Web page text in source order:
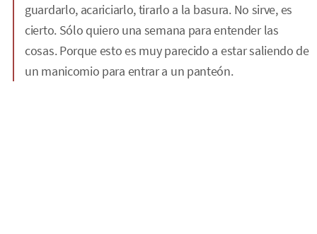
guardarlo, acariciarlo, tirarlo a la basura. No sirve, es
cierto. Sólo quiero una semana para entender las
cosas. Porque esto es muy parecido a estar saliendo de
un manicomio para entrar a un panteón.